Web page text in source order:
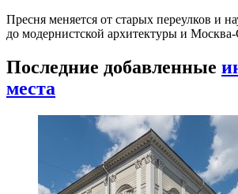
Пресня меняется от старых переулков и
до модернистской архитектуры и
Последние добавленные
места